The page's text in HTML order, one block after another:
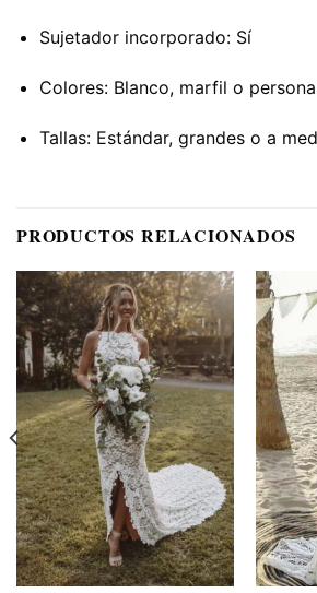
Sujetador incorporado: Sí
Colores: Blanco, marfil o
Tallas: Estándar, grandes o a
PRODUCTOS RELACIONADOS